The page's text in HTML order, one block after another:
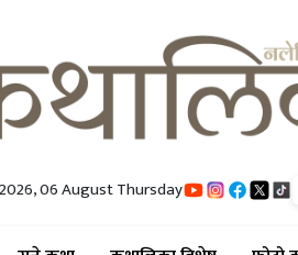
2026, 06 August Thursday